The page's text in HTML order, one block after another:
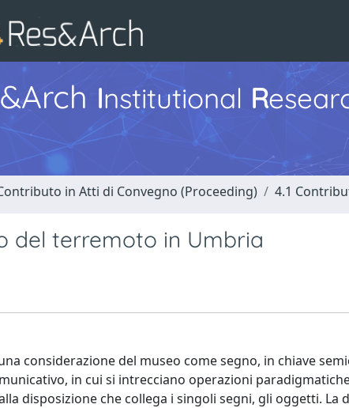
Institutional R
in Atti di Convegno (Proceeding) 4.1
del terremoto in Umbria
considerazione del museo come segno, in chiave
in cui si intrecciano operazioni
disposizione che collega i singoli segni, gli oggetti.